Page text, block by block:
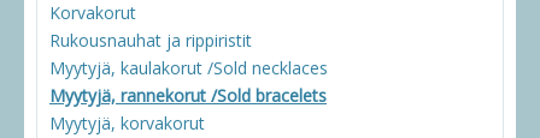
Korvakorut
Rukousnauhat ja rippiristit
Myytyjä, kaulakorut /Sold necklaces
Myytyjä, rannekorut /Sold bracelets
Myytyjä, korvakorut